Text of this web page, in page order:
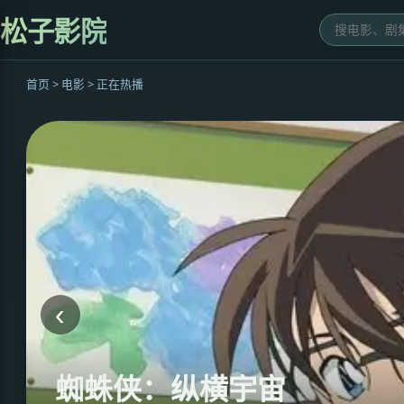
松子影院
首页 > 电影 > 正在热播
蜘蛛侠：纵横宇宙
‹